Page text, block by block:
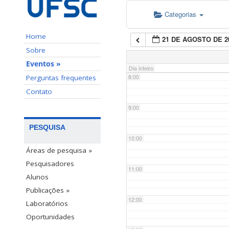
Home
Sobre
Eventos »
Perguntas frequentes
Contato
PESQUISA
Áreas de pesquisa »
Pesquisadores
Alunos
Publicações »
Laboratórios
Oportunidades
Categorias
21 DE AGOSTO DE
Dia inteiro
7:00
8:00
9:00
10:00
11:00
12:00